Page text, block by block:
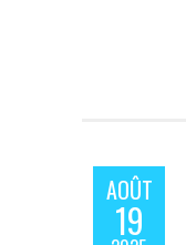
AOÛT
19